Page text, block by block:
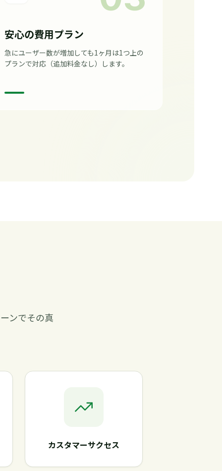
安心の費用プラン
急にユーザー数が増加しても1ヶ月は1つ上の
プランで対応（追加料金なし）します。
ンでその真
カスタマーサクセス